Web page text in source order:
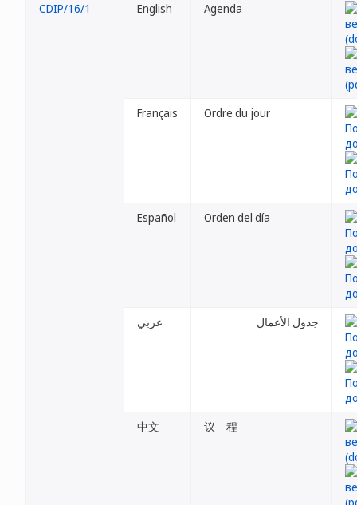
CDIP/16/1 English Agenda
Français Ordre du jour
Español Orden del día
عربي جدول الأعمال
中文 议 程